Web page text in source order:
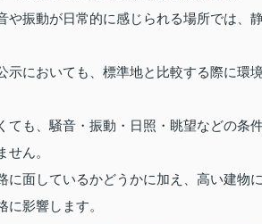
や振動が日常的に感じられる場所では、
示においても、標準地と比較する際に環
ても、騒音・振動・日照・眺望などの条
ん。
に面しているかどうかに加え、高い建物
影響します。